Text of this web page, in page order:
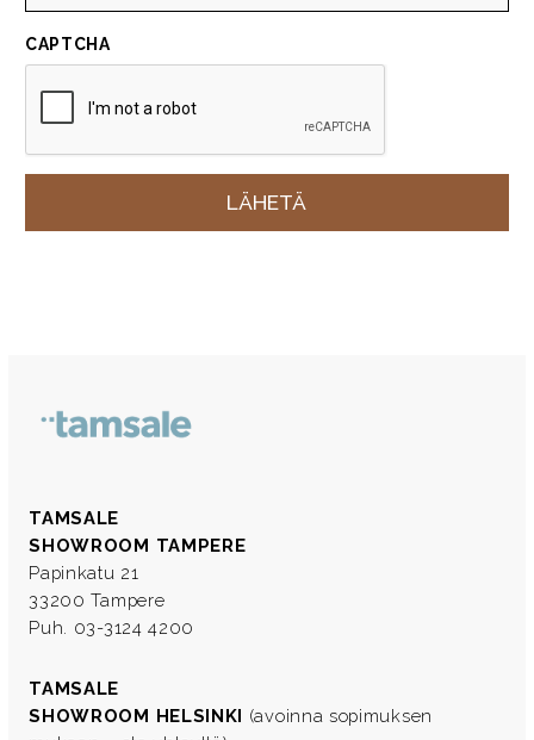
CAPTCHA
TAMSALE
SHOWROOM TAMPERE
Papinkatu 21
33200 Tampere
Puh. 03-3124 4200
TAMSALE
SHOWROOM HELSINKI (avoinna sopimuksen